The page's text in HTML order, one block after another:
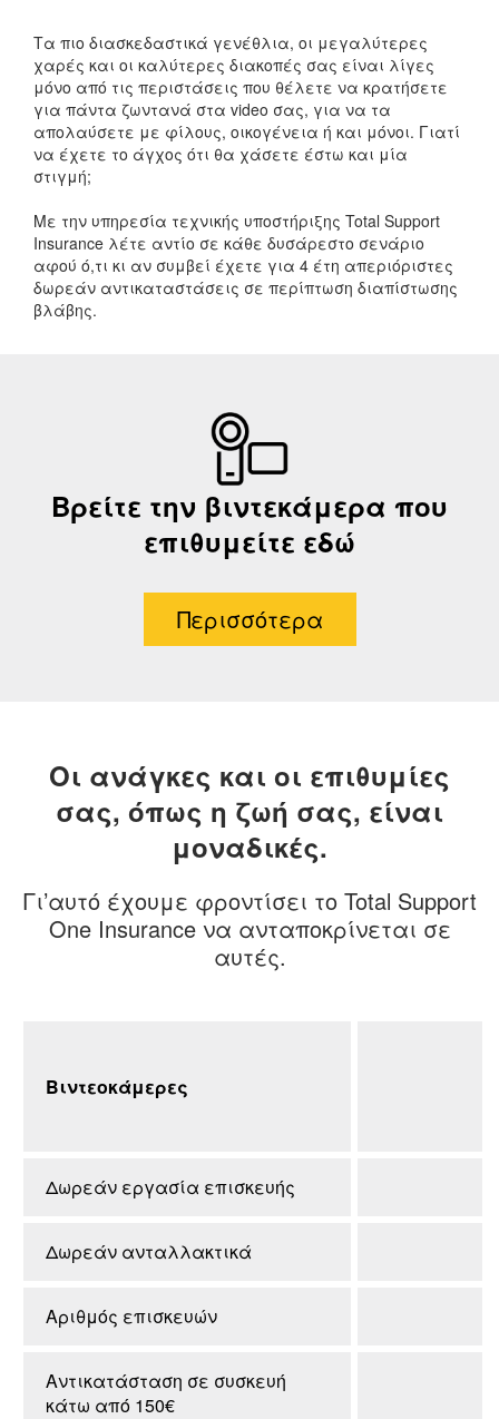
Τα πιο διασκεδαστικά γενέθλια, οι μεγαλύτερες
χαρές και οι καλύτερες διακοπές σας είναι λίγες
μόνο από τις περιστάσεις που θέλετε να κρατήσετε
για πάντα ζωντανά στα video σας, για να τα
απολαύσετε με φίλους, οικογένεια ή και μόνοι. Γιατί
να έχετε το άγχος ότι θα χάσετε έστω και μία
στιγμή;
Με την υπηρεσία τεχνικής υποστήριξης Total Support
Insurance λέτε αντίο σε κάθε δυσάρεστο σενάριο
αφού ό,τι κι αν συμβεί έχετε για 4 έτη απεριόριστες
δωρεάν αντικαταστάσεις σε περίπτωση διαπίστωσης
βλάβης.
Βρείτε την βιντεκάμερα που
επιθυμείτε εδώ
Περισσότερα
Οι ανάγκες και οι επιθυμίες
σας, όπως η ζωή σας, είναι
μοναδικές.
Γι’αυτό έχουμε φροντίσει το Total Support
One Insurance να ανταποκρίνεται σε
αυτές.
Βιντεοκάμερες
Δωρεάν εργασία επισκευής
Δωρεάν ανταλλακτικά
Αριθμός επισκευών
Αντικατάσταση σε συσκευή
κάτω από 150€